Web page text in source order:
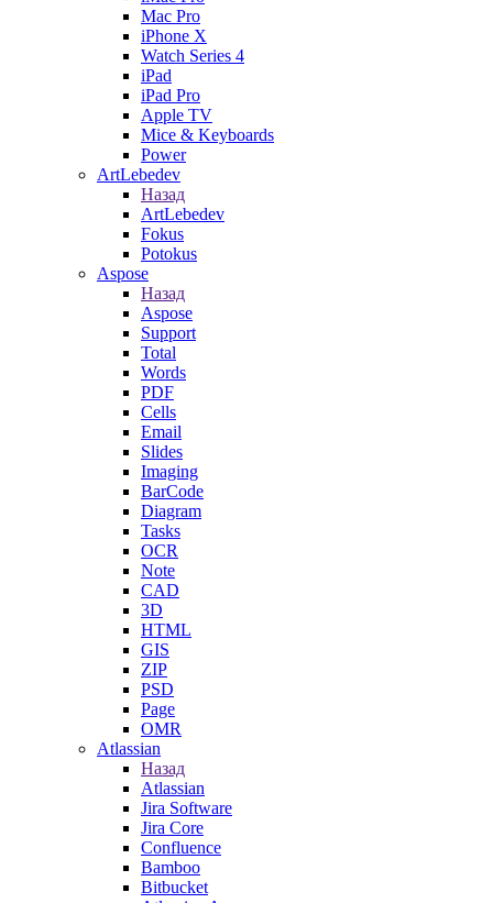
Mac Pro
iPhone X
Watch Series 4
iPad
iPad Pro
Apple TV
Mice & Keyboards
Power
ArtLebedev
Назад
ArtLebedev
Fokus
Potokus
Aspose
Назад
Aspose
Support
Total
Words
PDF
Cells
Email
Slides
Imaging
BarCode
Diagram
Tasks
OCR
Note
CAD
3D
HTML
GIS
ZIP
PSD
Page
OMR
Atlassian
Назад
Atlassian
Jira Software
Jira Core
Confluence
Bamboo
Bitbucket